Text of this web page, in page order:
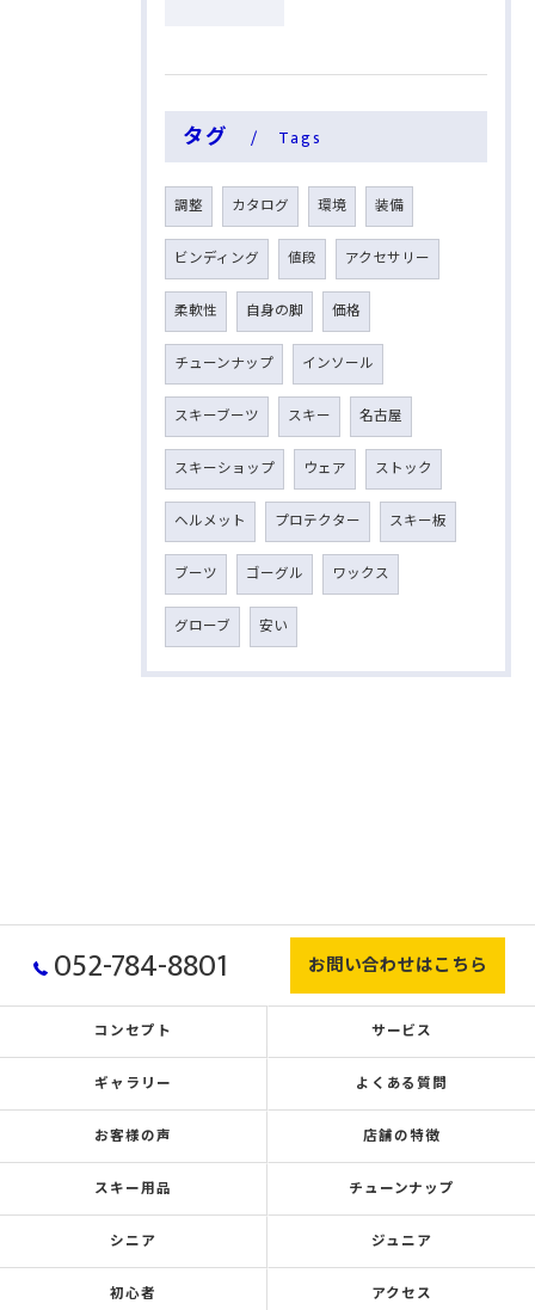
タグ Tags
調整 カタログ 環境 装備
ビンディング 値段 アクセサリー
柔軟性 自身の脚 価格
チューンナップ インソール
スキーブーツ スキー 名古屋
スキーショップ ウェア ストック
ヘルメット プロテクター スキー板
ブーツ ゴーグル ワックス
グローブ 安い
052-784-8801 お問い合わせはこちら
コンセプト サービス
ギャラリー よくある質問
お客様の声 店舗の特徴
スキー用品 チューンナップ
シニア ジュニア
初心者 アクセス